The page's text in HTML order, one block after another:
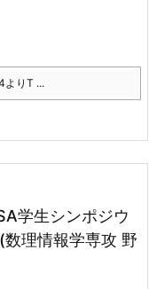
よりT ...
学生シンポジウ
理情報学専攻 野